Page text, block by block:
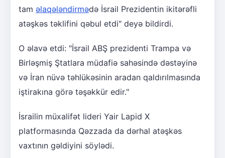
tam əlaqələndirmədə İsrail Prezidentin ikitərəfli
atəşkəs təklifini qəbul etdi" deyə bildirdi.
O əlavə etdi: "İsrail ABŞ prezidenti Trampa və
Birləşmiş Ştatlara müdafiə sahəsində dəstəyinə
və İran nüvə təhlükəsinin aradan qaldırılmasında
iştirakına görə təşəkkür edir."
İsrailin müxalifət lideri Yair Lapid X
platformasında Qəzzada da dərhal atəşkəs
vaxtının gəldiyini söylədi.